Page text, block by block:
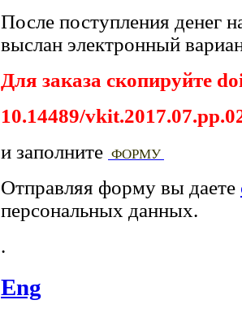
После поступления денег
выслан электронный
Для заказа скопируйте
10.14489/
и заполните ФОРМУ
Отправляя форму вы даете
персональных данных.
.
Eng